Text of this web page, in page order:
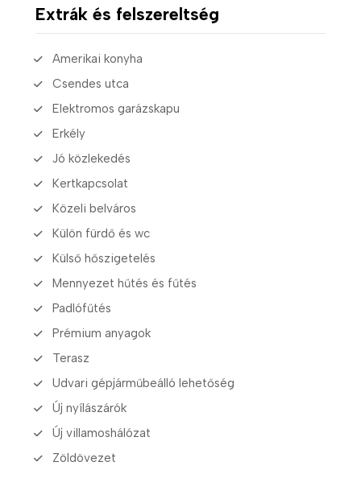
Extrák és felszereltség
Amerikai konyha
Csendes utca
Elektromos garázskapu
Erkély
Jó közlekedés
Kertkapcsolat
Közeli belváros
Külön fürdő és wc
Külső hőszigetelés
Mennyezet hűtés és fűtés
Padlófűtés
Prémium anyagok
Terasz
Udvari gépjárműbeálló lehetőség
Új nyílászárók
Új villamoshálózat
Zöldövezet